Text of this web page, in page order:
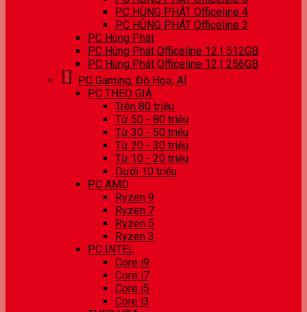
PC HÙNG PHÁT Officeline 4
PC HÙNG PHÁT Officeline 3
PC Hùng Phát
PC Hùng Phát Officeline 12 | 512GB
PC Hùng Phát Officeline 12 | 256GB
PC Gaming, Đồ Hoạ, AI
PC THEO GIÁ
Trên 80 triệu
Từ 50 - 80 triệu
Từ 30 - 50 triệu
Từ 20 - 30 triệu
Từ 10 - 20 triệu
Dưới 10 triệu
PC AMD
Ryzen 9
Ryzen 7
Ryzen 5
Ryzen 3
PC INTEL
Core i9
Core i7
Core i5
Core i3